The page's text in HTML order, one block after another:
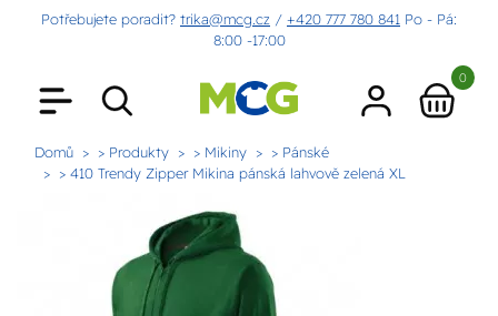
Potřebujete poradit? trika@mcg.cz / +420 777 780 841 Po - Pá:
8:00 -17:00
0
Domů > Produkty > Mikiny
> Pánské
> 410 Trendy Zipper Mikina pánská lahvově zelená XL